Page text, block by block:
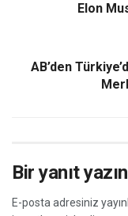
Elon
AB’den
Bir yanıt yazın
E-posta adresiniz